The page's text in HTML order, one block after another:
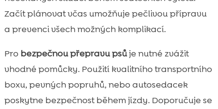
Začít plánovat včas umožňuje pečlivou přípravu
a prevenci všech možných komplikací.
Pro bezpečnou přepravu psůje nutné zvážit
vhodné pomůcky. Použití kvalitního transportního
boxu, pevných popruhů, nebo autosedacek
poskytne bezpečnost během jízdy. Doporučuje se